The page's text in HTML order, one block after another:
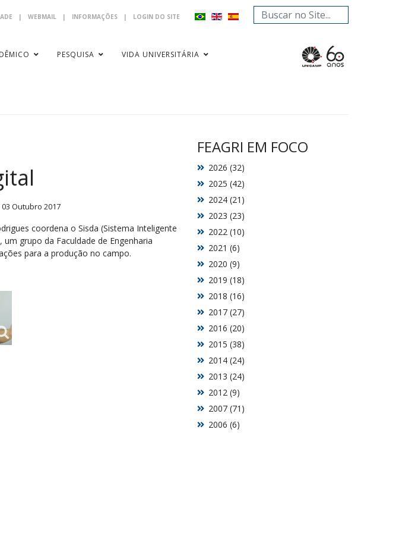
| WEBMAIL | INFORMAÇÕES | LOGIN DO SITE Pesquisar...
PESQUISA VIDA UNIVERSITÁRIA
Outubro 2017
coordena o Sisda (Sistema Inteligente
grupo da Faculdade de Engenharia
para a produção no campo.
FEAGRI EM FOCO
2006 (6)
2007 (71)
2012 (9)
2013 (24)
2014 (24)
2015 (38)
2016 (20)
2017 (27)
2018 (16)
2019 (18)
2020 (9)
2021 (6)
2022 (10)
2023 (23)
2024 (21)
2025 (42)
2026 (32)